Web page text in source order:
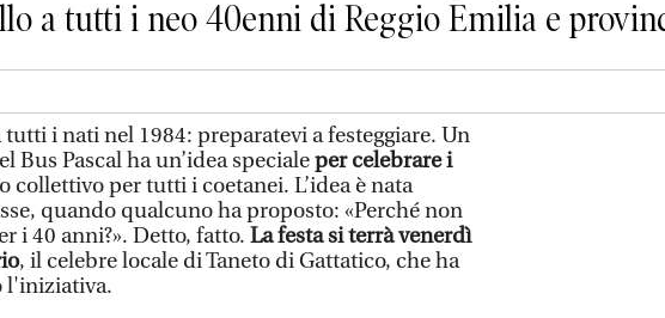
a tutti i neo 40enni di Reggio Emilia e
i nati nel 1984: preparatevi a festeggiare. Un
Bus Pascal ha un’idea specialeper celebrare i
collettivo per tutti i coetanei. L’idea è nata
quando qualcuno ha proposto: «Perché non
i 40 anni?». Detto, fatto. La festa si terrà venerdì
, il celebre locale di Taneto di Gattatico, che ha
l'iniziativa.